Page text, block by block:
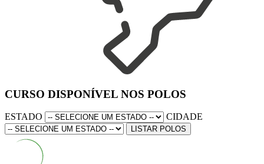
CURSO DISPONÍVEL NOS POLOS
ESTADO CIDADE
LISTAR POLOS